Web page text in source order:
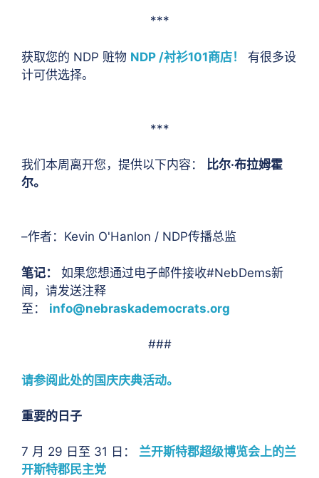
***
获取您的 NDP 赃物 NDP /衬衫101商店！
有很多设
计可供选择。
***
我们本周离开您，提供以下内容： 比尔·布拉姆霍
尔。
–作者：Kevin O'Hanlon / NDP传播总监
笔记：
如果您想通过电子邮件接收#NebDems新
闻，请发送注释
至： info@nebraskademocrats.org
###
请参阅此处的国庆庆典活动。
重要的日子
7 月 29 日至 31 日： 兰开斯特郡超级博览会上的兰
开斯特郡民主党